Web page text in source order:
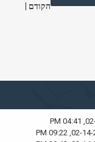
הקודם